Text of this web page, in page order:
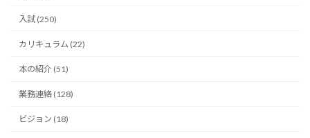
入試 (250)
カリキュラム (22)
本の紹介 (51)
業務連絡 (128)
ビジョン (18)